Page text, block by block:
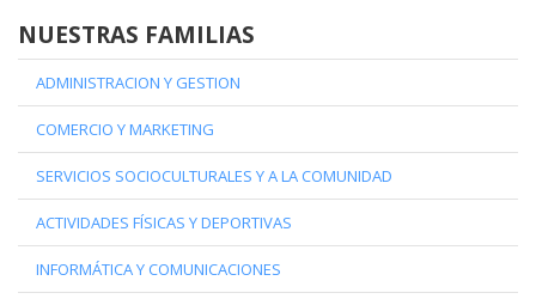
NUESTRAS FAMILIAS
ADMINISTRACION Y GESTION
COMERCIO Y MARKETING
SERVICIOS SOCIOCULTURALES Y A LA COMUNIDAD
ACTIVIDADES FÍSICAS Y DEPORTIVAS
INFORMÁTICA Y COMUNICACIONES